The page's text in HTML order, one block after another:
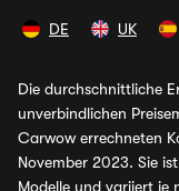
DE UK
Die durchschnittliche
unverbindlichen
Carwow errechneten
November 2023. Sie
Modelle und variiert je